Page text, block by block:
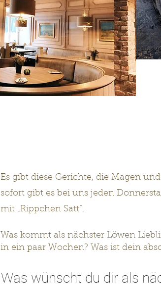
Es gibt diese Gerichte, die Magen
sofort gibt es bei uns jeden
mit „Rippchen Satt“.
Was kommt als nächster Löwen
in ein paar Wochen? Was ist dein
Was wünscht du dir als